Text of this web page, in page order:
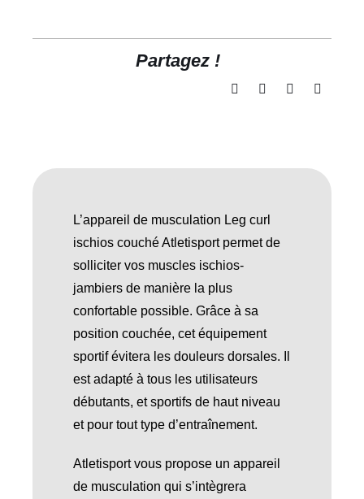
Partagez !
L’appareil de musculation Leg curl
ischios couché Atletisport permet de
solliciter vos muscles ischios-
jambiers de manière la plus
confortable possible. Grâce à sa
position couchée, cet équipement
sportif évitera les douleurs dorsales. Il
est adapté à tous les utilisateurs
débutants, et sportifs de haut niveau
et pour tout type d’entraînement.
Atletisport vous propose un appareil
de musculation qui s’intègrera